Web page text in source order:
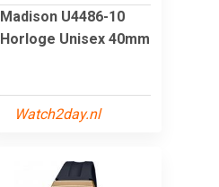
Madison U4486-10
Horloge Unisex 40mm
Watch2day.nl